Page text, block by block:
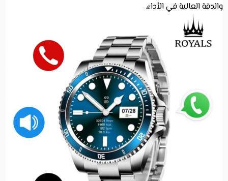
والدقة العالية في الأداء.